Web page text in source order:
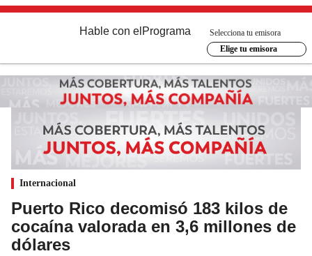
Hable con el Programa
Selecciona tu emisora
Elige tu emisora
Internacional
Puerto Rico decomisó 183 kilos de
cocaína valorada en 3,6 millones de
dólares